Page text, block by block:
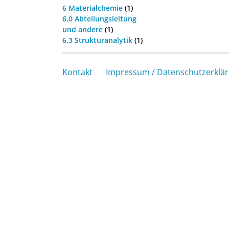
6 Materialchemie (1)
6.0 Abteilungsleitung
und andere (1)
6.3 Strukturanalytik (1)
Kontakt Impressum /